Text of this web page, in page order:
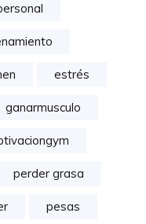
estrés
ganarmusculo
perder grasa
pesas